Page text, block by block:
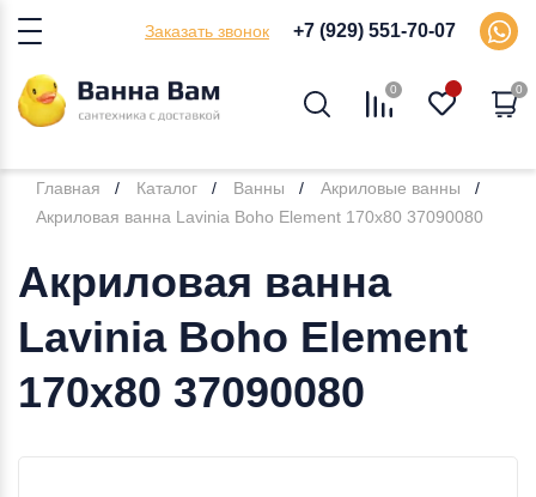
Заказать звонок +7 (929) 551-70-07
0 0
Главная Каталог Ванны
Акриловые ванны
Акриловая ванна Lavinia Boho Element 170x80 37090080
Акриловая ванна
Lavinia Boho Element
170x80 37090080